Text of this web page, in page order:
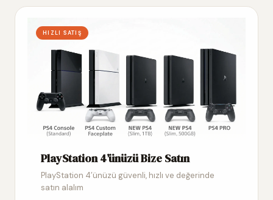
HIZLI SATIŞ
PlayStation 4’ünüzü Bize Satın
PlayStation 4’ünüzü güvenli, hızlı ve değerinde
satın alalım